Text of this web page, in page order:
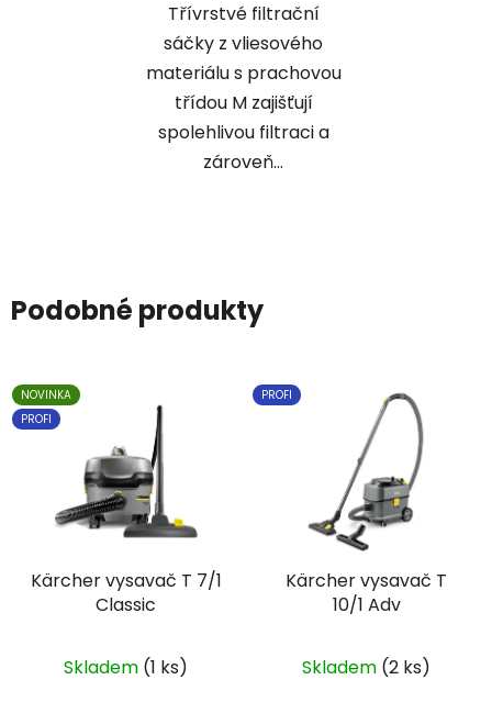
Třívrstvé filtrační
sáčky z vliesového
materiálu s prachovou
třídou M zajišťují
spolehlivou filtraci a
zároveň...
Podobné produkty
NOVINKA
PROFI
Kärcher vysavač T 7/1
Classic
Skladem (1 ks)
PROFI
Kärcher vysavač T
10/1 Adv
Skladem (2 ks)